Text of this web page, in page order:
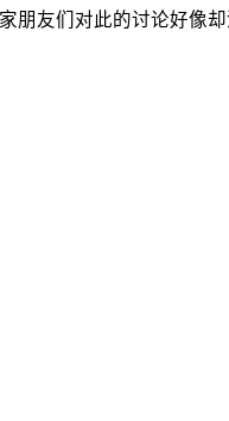
朋友们对此的讨论好像